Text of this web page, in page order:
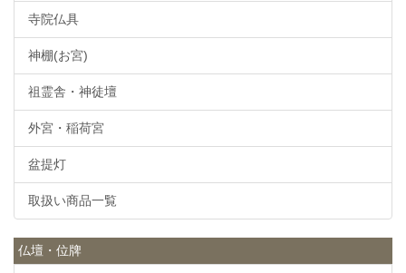
寺院仏具
神棚(お宮)
祖霊舎・神徒壇
外宮・稲荷宮
盆提灯
取扱い商品一覧
仏壇・位牌